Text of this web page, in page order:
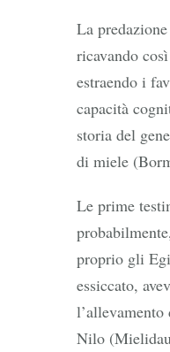
La
ricavando
estraendo i
capacità
storia del
di miele
Le prime
proprio gli
essiccato,
Nilo